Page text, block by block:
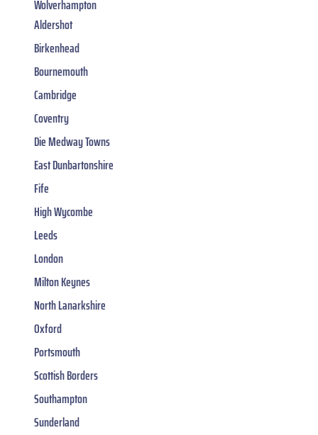
Wolverhampton
Aldershot
Birkenhead
Bournemouth
Cambridge
Coventry
Die Medway Towns
East Dunbartonshire
Fife
High Wycombe
Leeds
London
Milton Keynes
North Lanarkshire
Oxford
Portsmouth
Scottish Borders
Southampton
Sunderland